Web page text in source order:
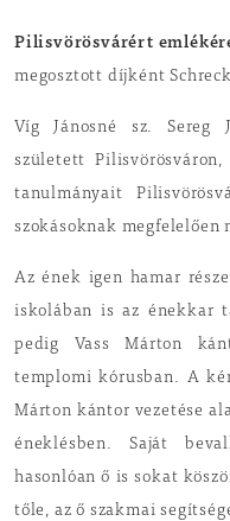
Pilisvörösvárért
megosztott díjként
Víg Jánosné sz. Sereg
született
tanulmányait
szokásoknak megfelelően
Az ének igen hamar
iskolában is az énekkar
pedig Vass Márton
templomi kórusban. A
Márton kántor vezetése
éneklésben. Saját
hasonlóan ő is sokat
tőle, az ő szakmai